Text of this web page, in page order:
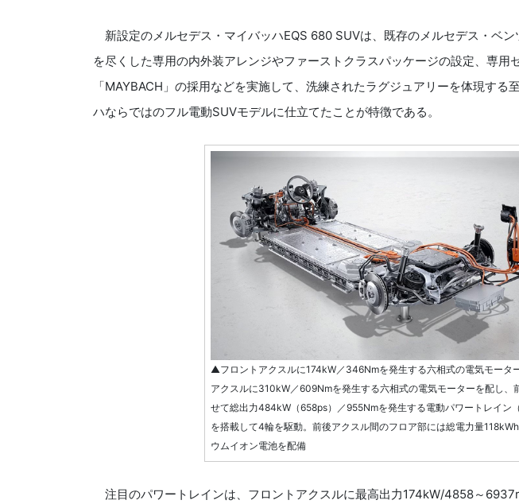
新設定のメルセデス・マイバッハEQS 680 SUVは、既存のメルセデス・ベン
を尽くした専用の内外装アレンジやファーストクラスパッケージの設定、専用
「MAYBACH」の採用などを実施して、洗練されたラグジュアリーを体現する
ハならではのフル電動SUVモデルに仕立てたことが特徴である。
▲フロントアクスルに174kW／346Nmを発生する六相式の電気モータ
アクスルに310kW／609Nmを発生する六相式の電気モーターを配し、
せて総出力484kW（658ps）／955Nmを発生する電動パワートレイン（
を搭載して4輪を駆動。前後アクスル間のフロア部には総電力量
ウムイオン電池を配備
注目のパワートレインは、フロントアクスルに最高出力174kW/4858～